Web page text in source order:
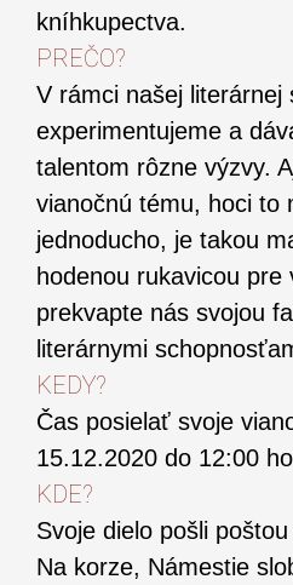
kníhkupectva.
PREČO?
V rámci našej literárnej
experimentujeme a
talentom rôzne výzvy.
vianočnú tému, hoci to
jednoducho, je takou
hodenou rukavicou pre
prekvapte nás svojou
literárnymi
KEDY?
Čas posielať svoje
15.12.2020 do 12:00
KDE?
Svoje dielo pošli
Na korze, Námestie